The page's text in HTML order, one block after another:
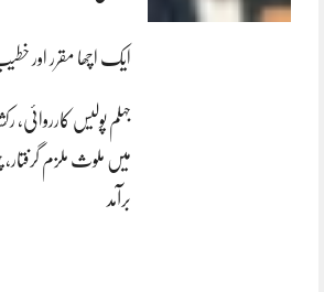
ایک اچھا مقرر اور
جہلم پولیس کارروائی،
میں ملوث ملزم
برآمد